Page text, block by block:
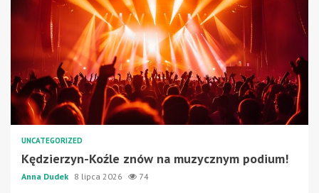
UNCATEGORIZED
Kędzierzyn-Koźle znów na muzycznym podium!
Anna Dudek 8 lipca 2026 74